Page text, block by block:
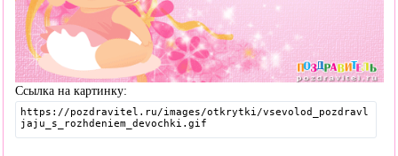
Ссылка на картинку: